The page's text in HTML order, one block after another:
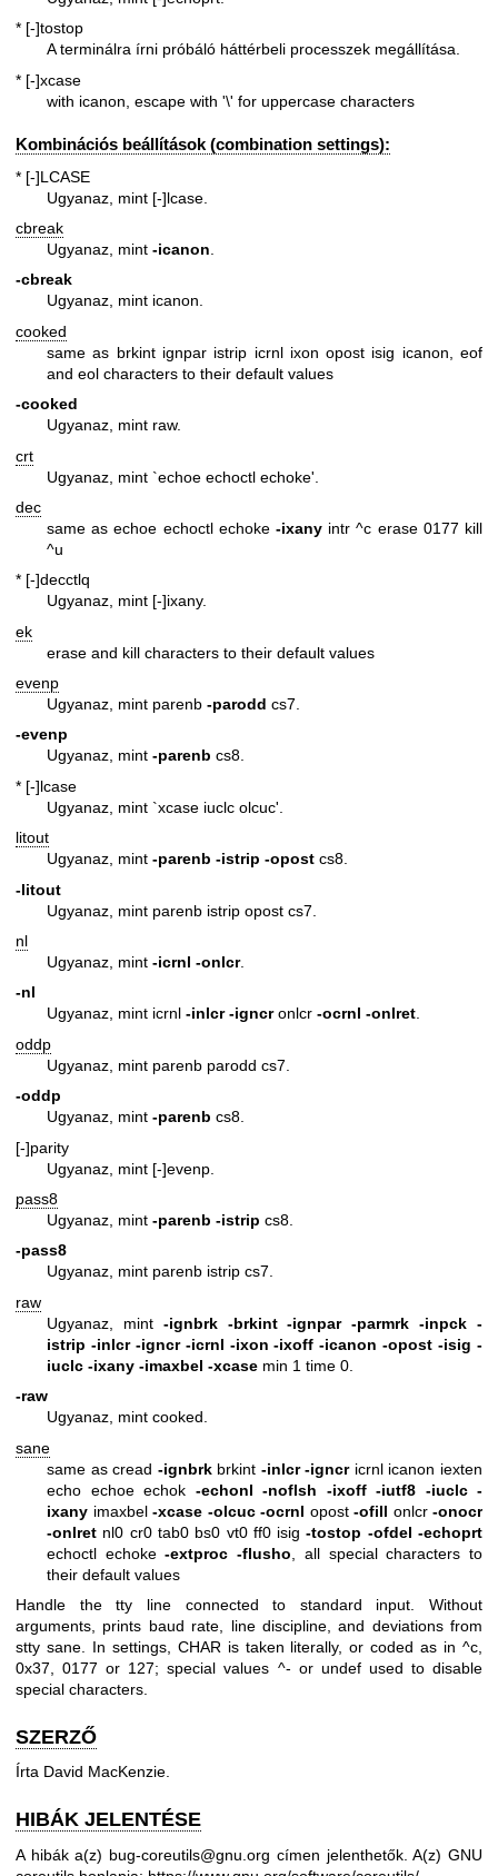
* [-]tostop
A terminálra írni próbáló háttérbeli processzek megállítása.
* [-]xcase
with icanon, escape with '\' for uppercase characters
Kombinációs beállítások (combination settings):
* [-]LCASE
Ugyanaz, mint [-]lcase.
cbreak
Ugyanaz, mint -icanon
-cbreak
Ugyanaz, mint icanon.
cooked
same as brkint ignpar istrip icrnl ixon opost isig icanon, eof
and eol characters to their default values
-cooked
Ugyanaz, mint raw.
crt
Ugyanaz, mint `echoe echoctl echoke'.
dec
same as echoe echoctl echoke -ixany intr ^c erase 0177 kill
^u
* [-]decctlq
Ugyanaz, mint [-]ixany.
ek
erase and kill characters to their default values
evenp
Ugyanaz, mint parenb -parodd cs7.
-evenp
Ugyanaz, mint -parenb cs8.
* [-]lcase
Ugyanaz, mint `xcase iuclc olcuc'.
litout
Ugyanaz, mint -parenb -istrip -opost cs8.
-litout
Ugyanaz, mint parenb istrip opost cs7.
nl
Ugyanaz, mint -icrnl -onlcr.
-nl
Ugyanaz, mint icrnl -inlcr -igncronlcr -ocrnl -onlret.
oddp
Ugyanaz, mint parenb parodd cs7.
-oddp
Ugyanaz, mint -parenb cs8.
[-]parity
Ugyanaz, mint [-]evenp.
pass8
Ugyanaz, mint -parenb -istrip cs8.
-pass8
Ugyanaz, mint parenb istrip cs7.
raw
Ugyanaz, mint -ignbrk -brkint -ignpar -parmrk -inpck -
istrip -inlcr -igncr -icrnl -ixon -ixoff -icanon -opost -isig -
iuclc -ixany -imaxbel -xcase min 1 time 0.
-raw
Ugyanaz, mint cooked.
sane
same as cread -ignbrkbrkint -inlcr -igncricrnl icanon iexten
echo echoe echok -echonl -noflsh -ixoff -iutf8 -iuclc -
ixany imaxbel -xcase -olcuc -ocrnl opost -ofill onlcr -onocr
-onlret nl0 cr0 tab0 bs0 vt0 ff0 isig-tostop -ofdel -echoprt
echoctl echoke-extproc -flusho , all special characters to
their default values
Handle the tty line connected to standard input. Without
arguments, prints baud rate, line discipline, and deviations from
stty sane. In settings, CHAR is taken literally, or coded as in ^c,
0x37, 0177 or 127; special values ^- or undef used to disable
special characters.
SZERZŐ
Írta David MacKenzie.
HIBÁK JELENTÉSE
A hibák a(z) bug-coreutils@gnu.org címen jelenthetők.A(z) GNU